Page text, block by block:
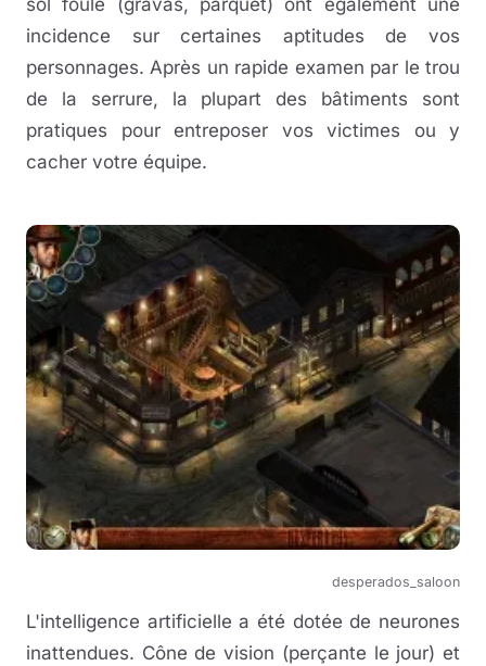
sol foulé (gravas, parquet) ont également une
incidence sur certaines aptitudes de vos
personnages. Après un rapide examen par le trou
de la serrure, la plupart des bâtiments sont
pratiques pour entreposer vos victimes ou y
cacher votre équipe.
desperados_saloon
L'intelligence artificielle a été dotée de neurones
inattendues. Cône de vision (perçante le jour) et